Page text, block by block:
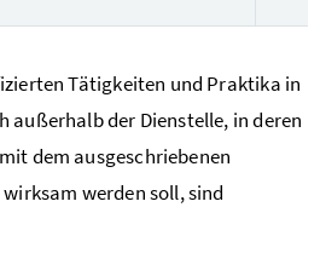
Tätigkeiten und Praktika in
außerhalb der Dienstelle, in deren
dem ausgeschriebenen
werden soll, sind